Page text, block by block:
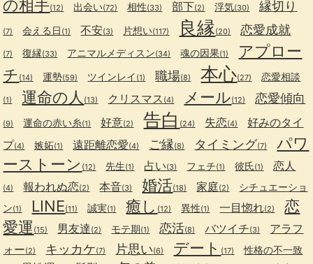
の相手(12) 出会い(72) 相性(33) 部下(2) 浮気(30) 縁切り
(7) 会える日 (1) 不安(3) 片想い(117) 良縁(20) 恋愛成就
(7) 復縁(33) アニマルメディスン(34) 魂の因果(1)
アプロー
チ (14) 運勢(59) ツインレイ (1) 職場(8) 本心(27) 恋愛相談
(1) 運命の人 (13) クリスマス (4) メール(12) 恋愛傾向
(9) 運命の赤い糸(1) 好意(2) 告白 (24) 失恋(4)
好みのタイ
プ(4) 嫉妬(1) 遠距離恋愛(4) ご縁(8) タイミング(7)
パワ
ーストーン (12) 先生(1) 占い(3) フェチ(1) 彼氏(1) 恋人
(4) 報われぬ恋(2) 本音(3) 婚活(18) 家庭(2)
シチュエーショ
ン(1) LINE(11) 誠実(1) 癒し (12) 異性(1) 一目惚れ(2)
恋
愛運 (15) 男友達(2) モテ期(1) 恋活(8) バツイチ(3)
アラフ
ォー(2) キッカケ(7) 片思い(6) デート (17) 性格の不一致